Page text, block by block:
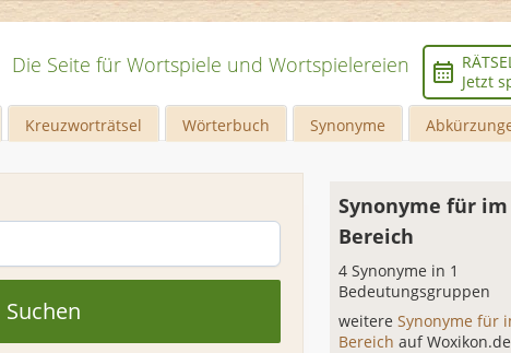
Die Seite für Wortspiele und Wortspielereien
Jetzt
Kreuzworträtsel Wörterbuch Synonyme
Suchen
Synonyme für im
Bereich
4 Synonyme in 1
Bedeutungsgruppen
weitereSynonyme für
Bereichauf Woxikon.de